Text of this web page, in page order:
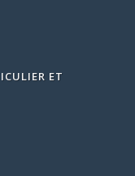
ET